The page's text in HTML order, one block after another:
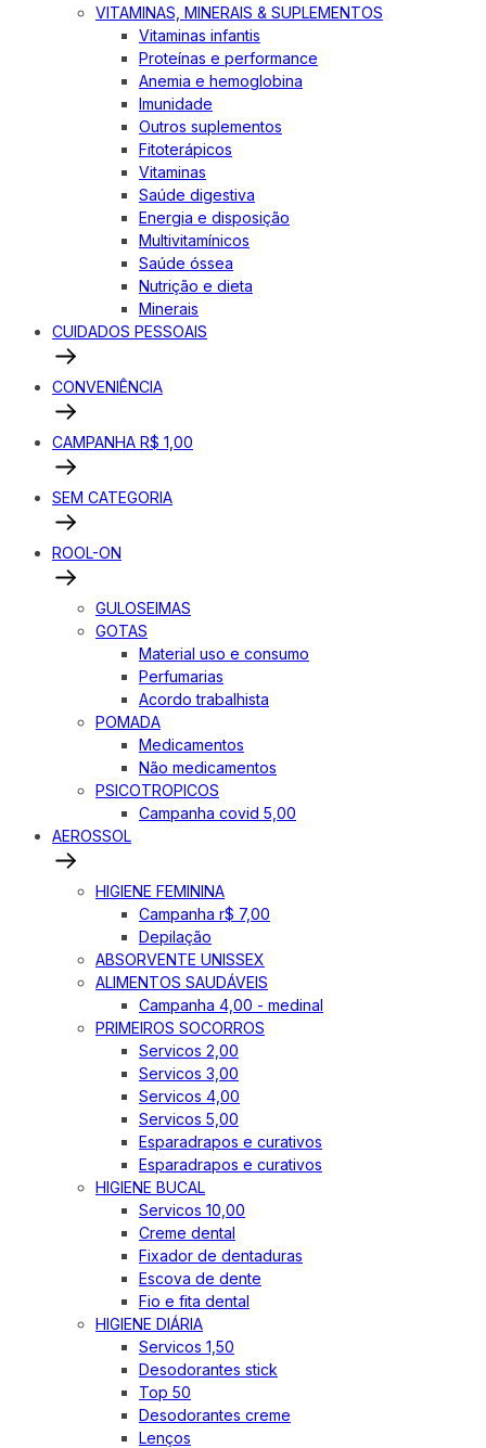
VITAMINAS, MINERAIS & SUPLEMENTOS
Vitaminas infantis
Proteínas e performance
Anemia e hemoglobina
Imunidade
Outros suplementos
Fitoterápicos
Vitaminas
Saúde digestiva
Energia e disposição
Multivitamínicos
Saúde óssea
Nutrição e dieta
Minerais
CUIDADOS PESSOAIS
CONVENIÊNCIA
CAMPANHA R$ 1,00
SEM CATEGORIA
ROOL-ON
GULOSEIMAS
GOTAS
Material uso e consumo
Perfumarias
Acordo trabalhista
POMADA
Medicamentos
Não medicamentos
PSICOTROPICOS
Campanha covid 5,00
AEROSSOL
HIGIENE FEMININA
Campanha r$ 7,00
Depilação
ABSORVENTE UNISSEX
ALIMENTOS SAUDÁVEIS
Campanha 4,00 - medinal
PRIMEIROS SOCORROS
Servicos 2,00
Servicos 3,00
Servicos 4,00
Servicos 5,00
Esparadrapos e curativos
Esparadrapos e curativos
HIGIENE BUCAL
Servicos 10,00
Creme dental
Fixador de dentaduras
Escova de dente
Fio e fita dental
HIGIENE DIÁRIA
Servicos 1,50
Desodorantes stick
Top 50
Desodorantes creme
Lenços